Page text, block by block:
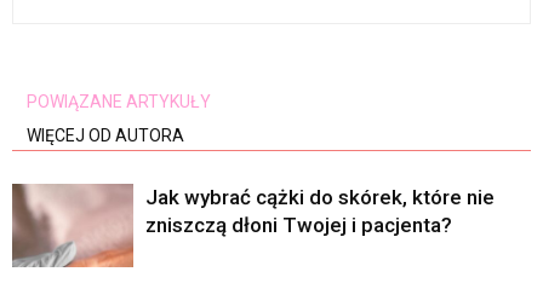
POWIĄZANE ARTYKUŁY
WIĘCEJ OD AUTORA
Jak wybrać cążki do skórek, które nie
zniszczą dłoni Twojej i pacjenta?